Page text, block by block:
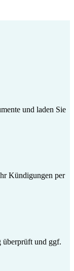
und laden Sie
Kündigungen per
überprüft und ggf.